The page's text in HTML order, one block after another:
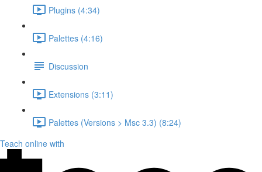
Plugins (4:34)
Palettes (4:16)
Discussion
Extensions (3:11)
Palettes (Versions > Msc 3.3) (8:24)
Teach online with